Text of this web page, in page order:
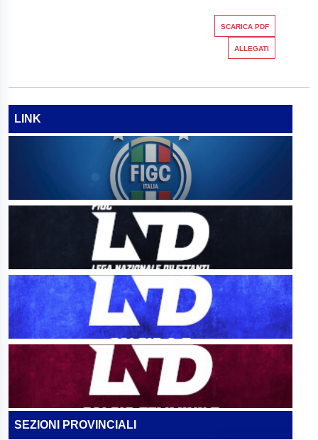
SCARICA PDF
ALLEGATI
LINK
SEZIONI PROVINCIALI